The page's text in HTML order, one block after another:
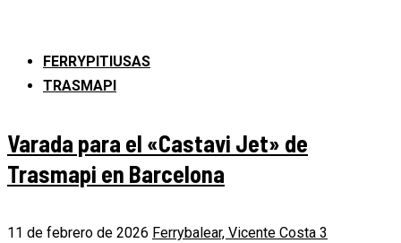
FERRYPITIUSAS
TRASMAPI
Varada para el «Castavi Jet» de
Trasmapi en Barcelona
11 de febrero de 2026 Ferrybalear, Vicente Costa 3